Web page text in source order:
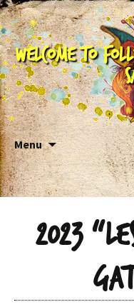
Welcome to
Menu
Skip to content
2023